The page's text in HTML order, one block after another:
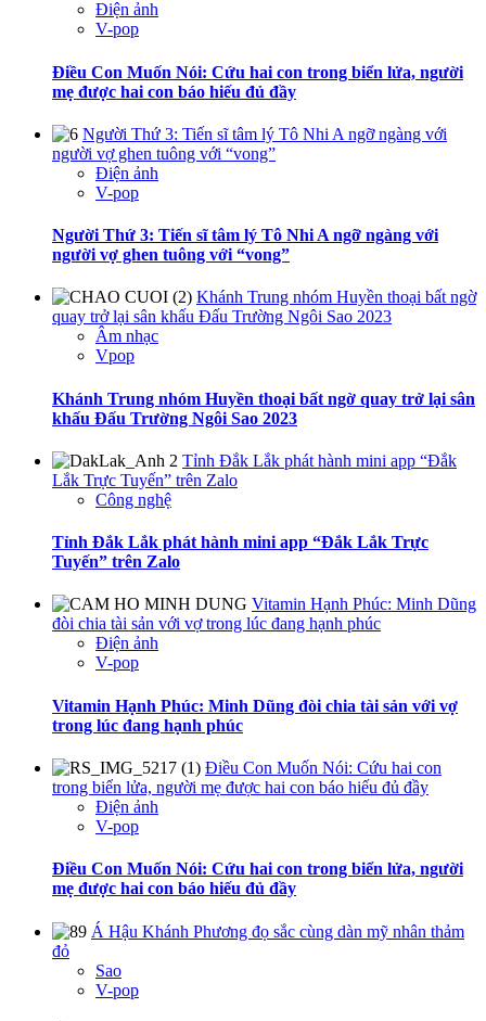
Điện ảnh
V-pop
Điều Con Muốn Nói: Cứu hai con trong biển lửa, người
mẹ được hai con báo hiếu đủ đầy
Người Thứ 3: Tiến sĩ tâm lý Tô Nhi A ngỡ ngàng với
người vợ ghen tuông với “vong”
Điện ảnh
V-pop
Người Thứ 3: Tiến sĩ tâm lý Tô Nhi A ngỡ ngàng với
người vợ ghen tuông với “vong”
Khánh Trung nhóm Huyền thoại bất ngờ
quay trở lại sân khấu Đấu Trường Ngôi Sao 2023
Âm nhạc
Vpop
Khánh Trung nhóm Huyền thoại bất ngờ quay trở lại sân
khấu Đấu Trường Ngôi Sao 2023
Tỉnh Đắk Lắk phát hành mini app “Đắk
Lắk Trực Tuyến” trên Zalo
Công nghệ
Tỉnh Đắk Lắk phát hành mini app “Đắk Lắk Trực
Tuyến” trên Zalo
Vitamin Hạnh Phúc: Minh Dũng
đòi chia tài sản với vợ trong lúc đang hạnh phúc
Điện ảnh
V-pop
Vitamin Hạnh Phúc: Minh Dũng đòi chia tài sản với vợ
trong lúc đang hạnh phúc
Điều Con Muốn Nói: Cứu hai con
trong biển lửa, người mẹ được hai con báo hiếu đủ đầy
Điện ảnh
V-pop
Điều Con Muốn Nói: Cứu hai con trong biển lửa, người
mẹ được hai con báo hiếu đủ đầy
Á Hậu Khánh Phương đọ sắc cùng dàn mỹ nhân thảm
đỏ
Sao
V-pop